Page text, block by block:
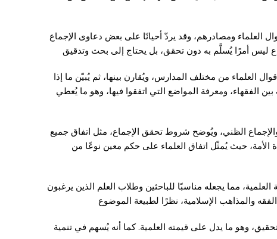
العلماء ومصادرهم، وقد يردّ أحيانًا على بعض دعاوى الإجماع
ليس أمرًا يُسلَّم به دون تحقق، بل يحتاج إلى بحث وتدقيق
من مختلف المدارس، ويُقارن بينها، ثم يُبيّن ما إذا
الفقهاء، ومعرفة المواضع التي اتفقوا فيها، وهو ما يُعطي
الظني، ويُوضح شروط تحقق الإجماع، مثل اتفاق جميع
حيث يُمثّل اتفاق العلماء على حكم معين نوعًا من
مما يجعله مناسبًا للباحثين وطلاب العلم الذين يرغبون
والمذاهب الإسلامية، نظرًا لطبيعة الموضوع
وهو ما يدل على قيمته العلمية. كما أنه يُسهم في تنمية